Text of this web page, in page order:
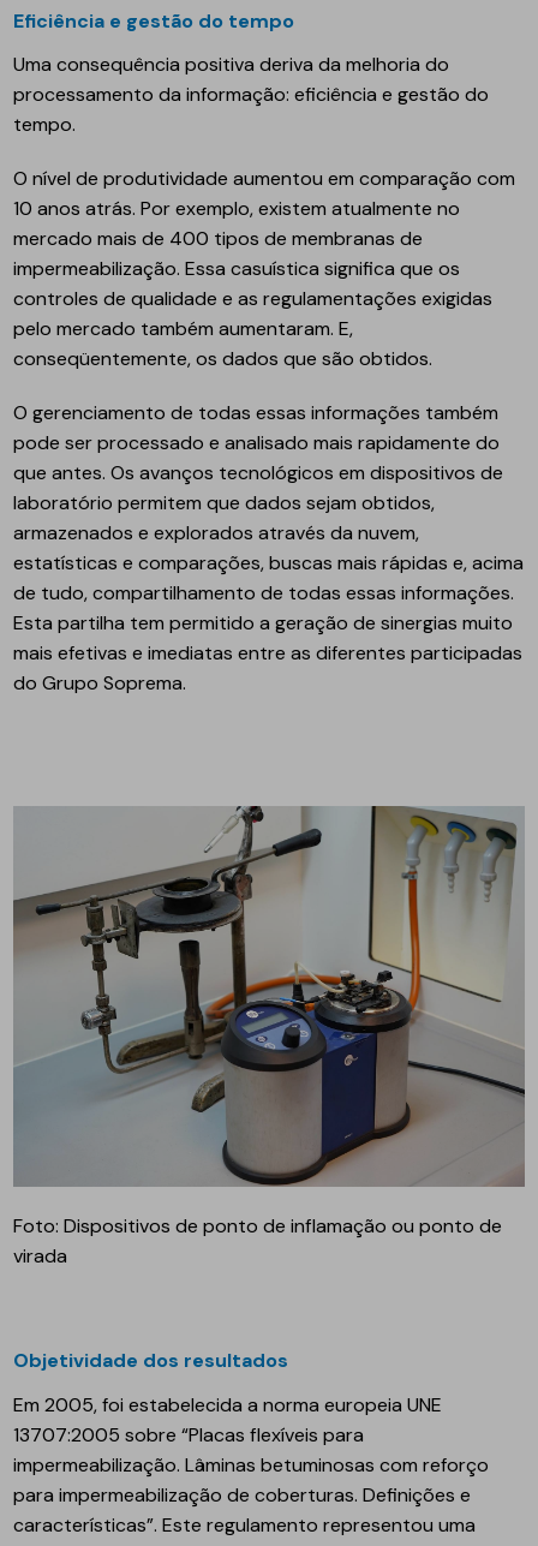
Eficiência e gestão do tempo
Uma consequência positiva deriva da melhoria do
processamento da informação: eficiência e gestão do
tempo.
O nível de produtividade aumentou em comparação com
10 anos atrás. Por exemplo, existem atualmente no
mercado mais de 400 tipos de membranas de
impermeabilização. Essa casuística significa que os
controles de qualidade e as regulamentações exigidas
pelo mercado também aumentaram. E,
conseqüentemente, os dados que são obtidos.
O gerenciamento de todas essas informações também
pode ser processado e analisado mais rapidamente do
que antes. Os avanços tecnológicos em dispositivos de
laboratório permitem que dados sejam obtidos,
armazenados e explorados através da nuvem,
estatísticas e comparações, buscas mais rápidas e, acima
de tudo, compartilhamento de todas essas informações.
Esta partilha tem permitido a geração de sinergias muito
mais efetivas e imediatas entre as diferentes participadas
do Grupo Soprema.
Foto: Dispositivos de ponto de inflamação ou ponto de
virada
Objetividade dos resultados
Em 2005, foi estabelecida a norma europeia UNE
13707:2005 sobre “Placas flexíveis para
impermeabilização. Lâminas betuminosas com reforço
para impermeabilização de coberturas. Definições e
características”. Este regulamento representou uma